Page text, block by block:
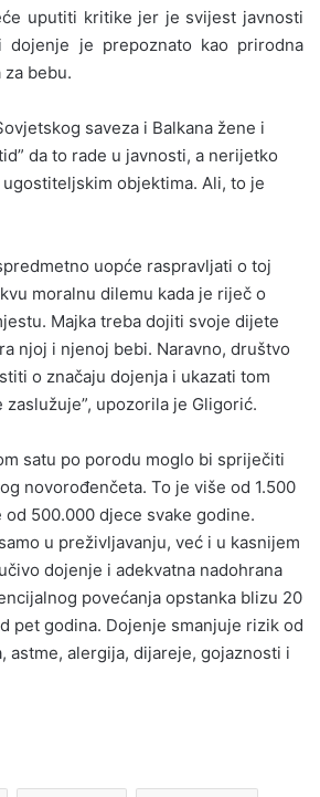
uputiti kritike jer je svijest javnosti
dojenje je prepoznato kao prirodna
bebu.
saveza i Balkana žene i
da to rade u javnosti, a nerijetko
objektima. Ali, to je
uopće raspravljati o toj
moralnu dilemu kada je riječ o
Majka treba dojiti svoje dijete
njoj i njenoj bebi. Naravno, društvo
o značaju dojenja i ukazati tom
upozorila je Gligorić.
satu po porodu moglo bi spriječiti
novorođenčeta. To je više od 1.500
500.000 djece svake godine.
u preživljavanju, već i u kasnijem
dojenje i adekvatna nadohrana
povećanja opstanka blizu 20
pet godina. Dojenje smanjuje rizik od
astme, alergija, dijareje, gojaznosti i